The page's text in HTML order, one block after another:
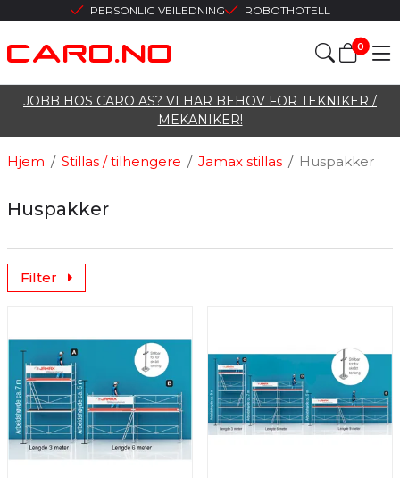
PERSONLIG VEILEDNING ROBOTHOTELL
0
JOBB HOS CARO AS? VI HAR BEHOV FOR TEKNIKER /
MEKANIKER!
/
Hjem /
Stillas / tilhengere /
Jamax stillas Huspakker
Huspakker
Filter